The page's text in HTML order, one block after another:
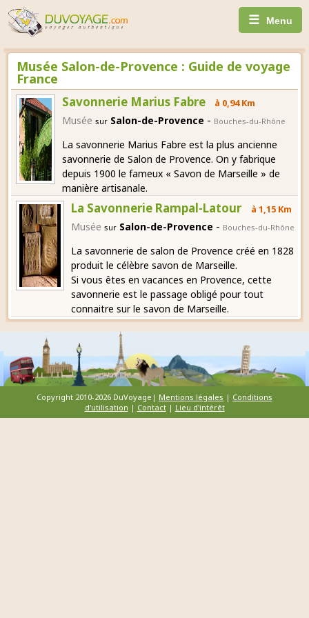
☰ Menu
Musée Salon-de-Provence : Guide de voyage
France
Savonnerie Marius Fabre à 0,94 Km
Musée sur Salon-de-Provence - Bouches-du-Rhône
La savonnerie Marius Fabre est la plus ancienne
savonnerie de Salon de Provence. On y fabrique
depuis 1900 le fameux « Savon de Marseille » de
manière artisanale.
La Savonnerie Rampal-Latour à 1,15 Km
Musée sur Salon-de-Provence - Bouches-du-Rhône
La savonnerie de salon de Provence créé en 1828
produit le célèbre savon de Marseille.
Si vous êtes en vacances en Provence, cette
savonnerie est le passage obligé pour tout
connaitre sur le savon de Marseille.
Copyright 2010-2026 DuVoyage| Mentions légales | Conditions
d'utilisation | Contact| Lieu d'intérêt